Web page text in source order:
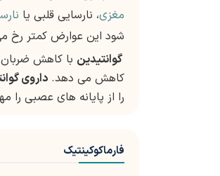
مغزی، نارسایی قلبی یا
شود این عوارض کمتر رخ
گوانتیدین با کاهش
کاهش می دهد. داروی
را از پایانه های عصبی را
فارماکوکینتیک